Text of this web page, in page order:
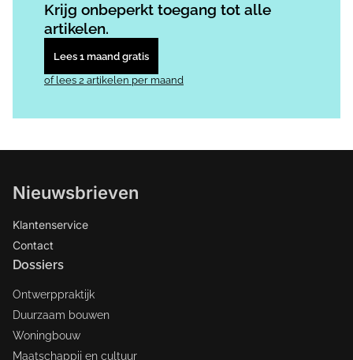
Krijg onbeperkt toegang tot alle
artikelen.
Lees 1 maand gratis
of lees 2 artikelen per maand
Nieuwsbrieven
Klantenservice
Contact
Dossiers
Ontwerppraktijk
Duurzaam bouwen
Woningbouw
Maatschappij en cultuur